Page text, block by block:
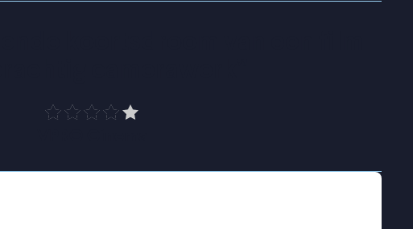
een van de belangrijkste handels- en religieuze